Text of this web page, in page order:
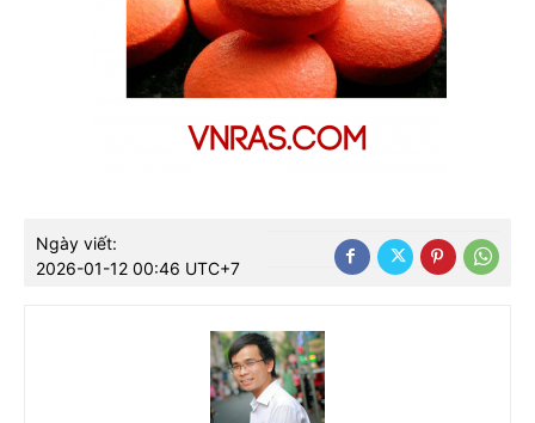
Ngày viết:
2026-01-12 00:46 UTC+7